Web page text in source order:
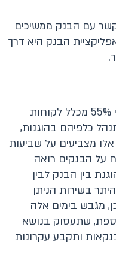
עם הבנק ממשיכים
הבנק היא דרך
מסקר לקוחות משקי הבית עולה כי 55% מכלל לקוחות
כלפיהם בהוגנות,
2021. ממצאים אלו מצביעים על שביעות
על הבנקים רואה
בין הבנק לבין
בשירות הניתן
מגבש בימים אלה
שתעסוק בנושא
ותקבע עקרונות